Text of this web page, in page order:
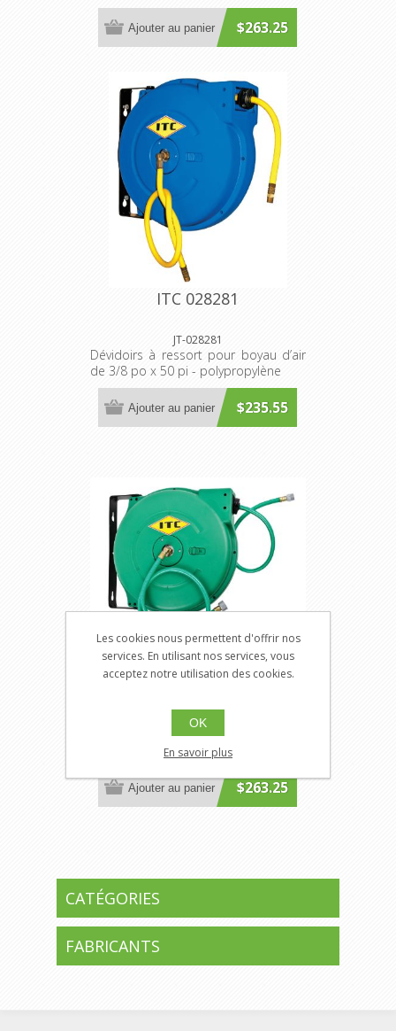
$263.25
Ajouter au panier
ITC 028281
JT-028281
Dévidoirs à ressort pour boyau d’air
de 3/8 po x 50 pi - polypropylène
$235.55
Ajouter au panier
ITC 028282
JT-028282
Dévidoirs à ressort pour boyau de
eau de 1/2 po x 65 pi - polypropylène
$263.25
Ajouter au panier
CATÉGORIES
FABRICANTS
Les cookies nous permettent d'offrir nos
services. En utilisant nos services, vous
acceptez notre utilisation des cookies.
OK
En savoir plus